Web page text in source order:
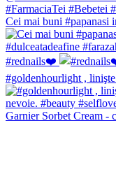
Cei mai buni #papanasi
#rednails❤️
#goldenhourlight ,
Garnier Sorbet Cream -